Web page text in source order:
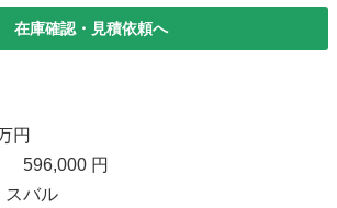
在庫確認・見積依頼へ
円
596,000 円
バル